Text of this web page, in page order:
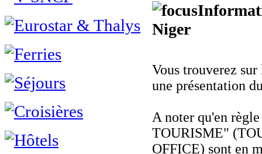
Niger
Vous trouverez
une présentation
A noter qu'en
TOURISME"
OFFICE) sont en